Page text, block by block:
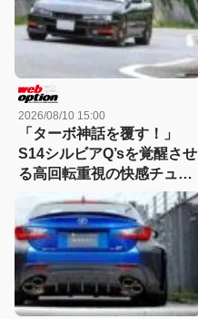
2026/08/10 15:00
「ターボ神話を覆す！」
S14シルビアQ’sを覚醒させ
る高回転重視の快感チュー
ニングに迫る